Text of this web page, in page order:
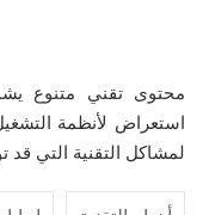
محتوى تقني متنوع
استعراض لأنظمة
لمشاكل التقنية التي قد